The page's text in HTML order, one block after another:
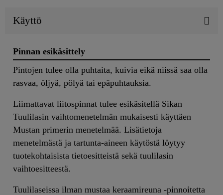
Käyttö
Pinnan esikäsittely
Pintojen tulee olla puhtaita, kuivia eikä niissä saa olla
rasvaa, öljyä, pölyä tai epäpuhtauksia.
Liimattavat liitospinnat tulee esikäsitellä Sikan
Tuulilasin vaihtomenetelmän mukaisesti käyttäen
Mustan primerin menetelmää. Lisätietoja
menetelmästä ja tartunta-aineen käytöstä löytyy
tuotekohtaisista tietoesitteistä sekä tuulilasin
vaihtoesitteestä.
Tuulilaseissa ilman mustaa keraamireuna -pinnoitetta